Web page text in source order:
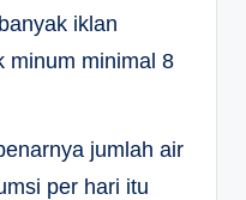
iklan
minum minimal 8
jumlah air
per hari itu